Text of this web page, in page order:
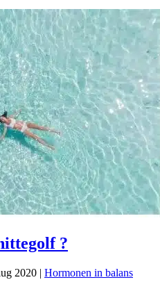
?
2020 | Hormonen in balans